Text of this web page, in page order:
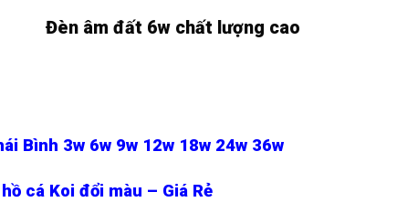
Đèn âm đất 6w chất lượng cao
Bình 3w 6w 9w 12w 18w 24w 36w
cá Koi đổi màu – Giá Rẻ